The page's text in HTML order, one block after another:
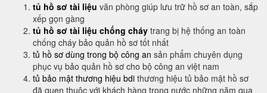
tủ hồ sơ tài liệu văn phòng giúp lưu trữ hồ sơ an toàn, sắp
xếp gọn gàng
tủ hồ sơ tài liệu chống cháy trang bị hệ thống an toàn
chống cháy bảo quản hồ sơ tốt nhất
tủ hồ sơ dùng trong bộ công an sản phẩm chuyên dụng
phục vụ bảo quản hồ sơ cho bộ công an việt nam
tủ bảo mật thương hiệu bdi thương hiệu tủ bảo mật hồ sơ
đã quen thuộc với khách hàng trong nước những năm qua